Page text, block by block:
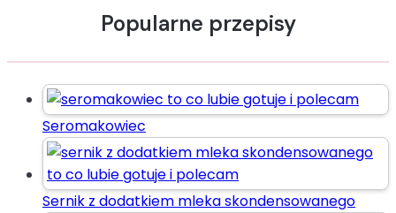
Popularne przepisy
Seromakowiec
Sernik z dodatkiem mleka skondensowanego